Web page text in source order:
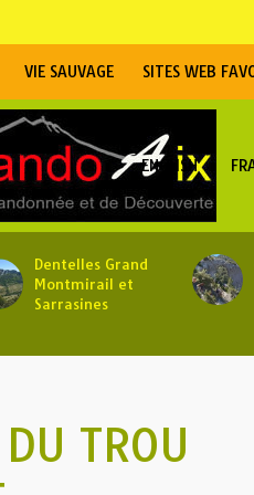
VIE SAUVAGE SITES WEB
ENGLISH
Dentelles Grand
Montmirail et
Sarrasines
TROU